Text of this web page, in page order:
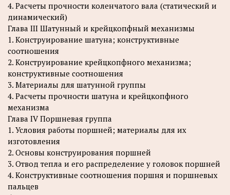
4. Расчеты прочности коленчатого вала (статический и
динамический)
Глава III Шатунный и крейцкопфный механизмы
1. Конструирование шатуна; конструктивные
соотношения
2. Конструирование крейцкопфного механизма;
конструктивные соотношения
3. Материалы для шатунной группы
4. Расчеты прочности шатуна и крейцкопфного
механизма
Глава IV Поршневая группа
1. Условия работы поршней; материалы для их
изготовления
2. Основы конструирования поршней
3. Отвод тепла и его распределение у головок поршней
4. Конструктивные соотношения поршня и поршневых
пальцев